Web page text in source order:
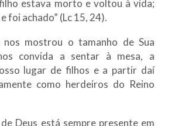
estava morto e voltou à vida;
foi achado” (Lc 15, 24).
nos mostrou o tamanho de Sua
convida a sentar à mesa, a
lugar de filhos e a partir daí
como herdeiros do Reino
Deus está sempre presente em